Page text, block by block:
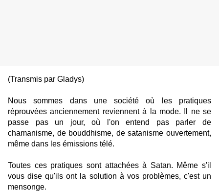
(Transmis par Gladys)
Nous sommes dans une société où les pratiques
réprouvées anciennement reviennent à la mode. Il ne se
passe pas un jour, où l'on entend pas parler de
chamanisme, de bouddhisme, de satanisme ouvertement,
même dans les émissions télé.
Toutes ces pratiques sont attachées à Satan. Même s'il
vous dise qu'ils ont la solution à vos problèmes, c'est un
mensonge.